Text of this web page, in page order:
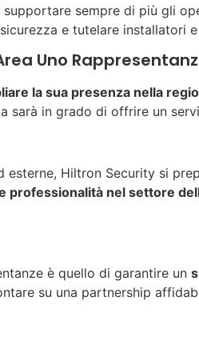
sempre di più gli
e tutelare installatori
Uno
la sua presenza nella
sarà in grado di offrire un
esterne, Hiltron Security si
professionalità nel settore
è quello di garantire un
su una partnership